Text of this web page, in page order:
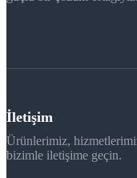
İletişim
Ürünlerimiz,
bizimle iletişime geçin.